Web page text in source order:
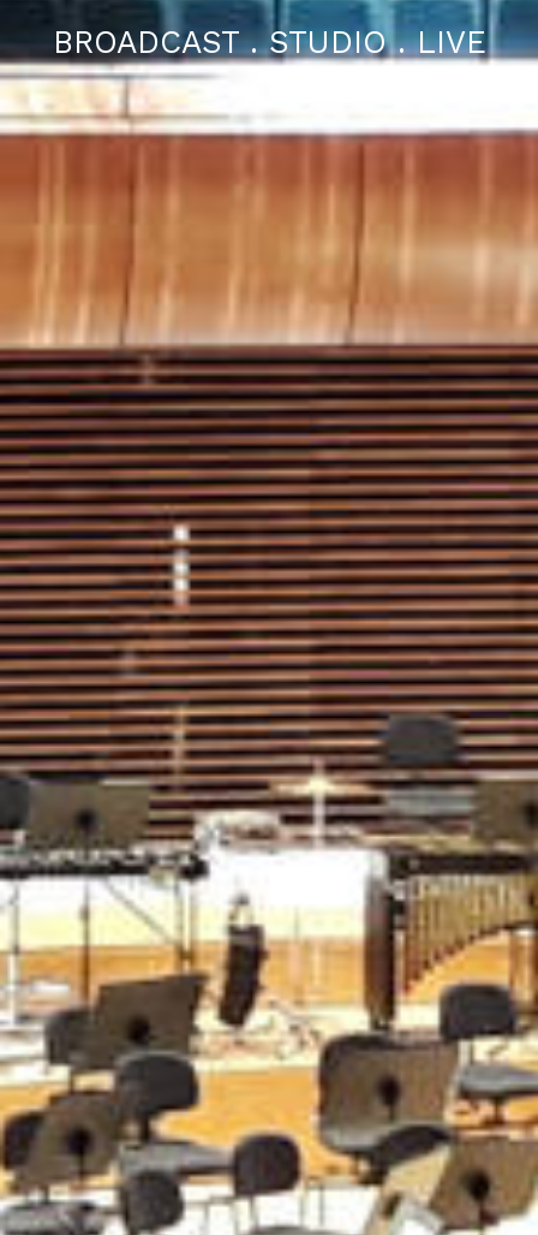
BROADCAST . STUDIO . LIVE